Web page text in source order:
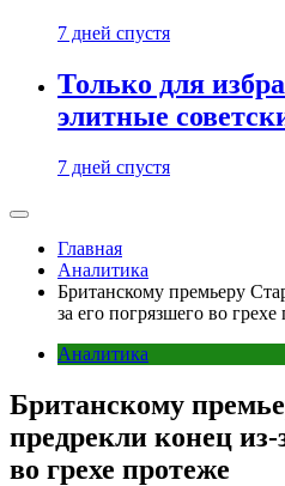
7 дней спустя
Только для
элитные
7 дней спустя
Главная
Аналитика
Британскому премьеру
за его погрязшего во грехе
Аналитика
Британскому
предрекли конец из-
во грехе протеже